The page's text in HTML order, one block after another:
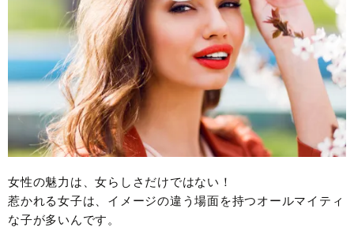
女性の魅力は、女らしさだけではない！
惹かれる女子は、イメージの違う場面を持つオールマイティ
な子が多いんです。